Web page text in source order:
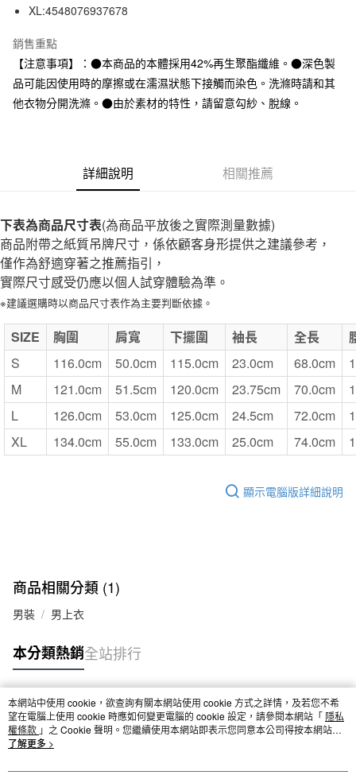
元大商業銀行
台新國際商業銀行
台灣樂天信用卡公司
悠遊付
運送方式
全家取貨付款
每筆NT$65，滿NT$1,000(含以上)免運費
付款後7-11取貨
每筆NT$65，滿NT$1,000(含以上)免運費
宅配
每筆NT$150，滿NT$2,000(含以上)免運費
無印良品門市自取
免運費
XL:4548076937678
銷售重點
【注意事項】：●本商品的本體採用42%再生聚酯纖維。●深色製
品可能因使用時的摩擦或在濡濕狀態下接觸而染色。洗滌時請和其
他衣物分開洗滌。●由於素材的特性，請留意勾紗、脫線。
詳細說明 相關推薦
下表為商品尺寸表(為商品平放後之實際測量數據)
商品附帶之紙質吊牌尺寸，係依顧客身形提供之建議參考，
僅作為舒適穿著之推薦指引，
實際尺寸感受仍應以個人試穿體驗為準。
※建議選購時以商品尺寸表作為主要判斷依據。
SIZE 胸圍 肩寬 下擺圍 袖長 全長
S
116.0cm 50.0cm 115.0cm 23.0cm 68.0cm
M
121.0cm 51.5cm 120.0cm 23.75cm 70.0cm
L
126.0cm 53.0cm 125.0cm 24.5cm 72.0cm
XL
134.0cm 55.0cm 133.0cm 25.0cm 74.0cm
顯示電腦版詳細說明
商品相關分類 (1)
男裝 男上衣
本分類熱銷全站排行
熱門標籤
本網站中使用 cookie，欲查詢有關本網站使用 cookie 方式之詳情，及若您不希
望在電腦上使用 cookie 時應如何變更電腦的 cookie 設定，請參閱本網站「 隱私
權條款 」之 Cookie 聲明。您繼續使用本網站即表示您同意本公司得按本網站使
用條款之 Cookie 聲明使用 cookie。
了解更多 >